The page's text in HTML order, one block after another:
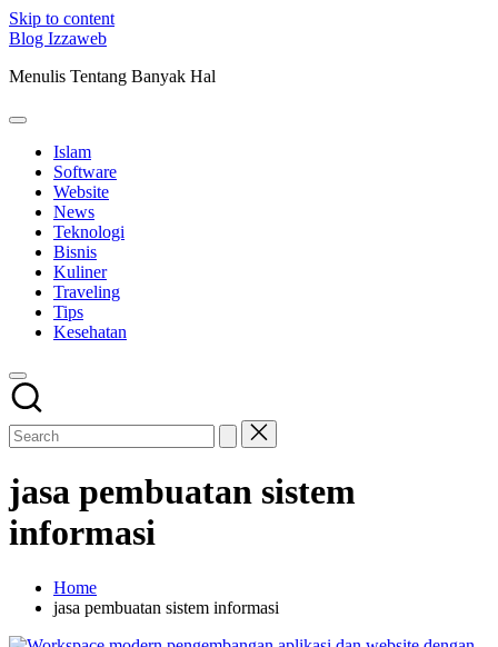
Skip to content
Blog Izzaweb
Menulis Tentang Banyak Hal
Islam
Software
Website
News
Teknologi
Bisnis
Kuliner
Traveling
Tips
Kesehatan
jasa pembuatan sistem
informasi
Home
jasa pembuatan sistem informasi